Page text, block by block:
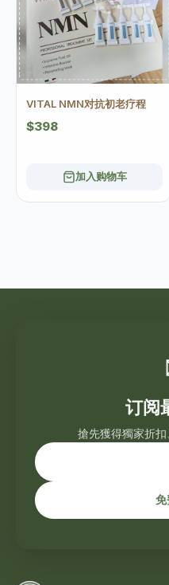
VITAL NMN对抗初老疗程
$398
加入购物车
订阅
搶先獲得獨家折
免